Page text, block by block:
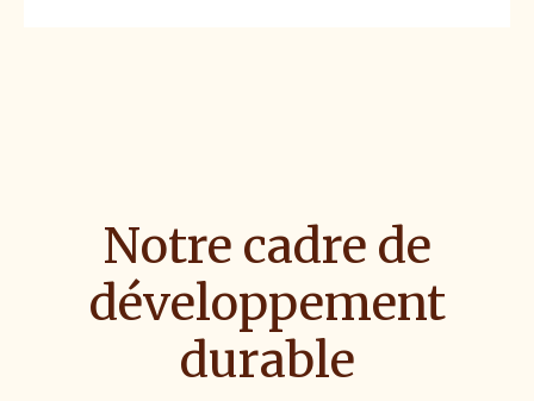
Notre cadre de
développement
durable